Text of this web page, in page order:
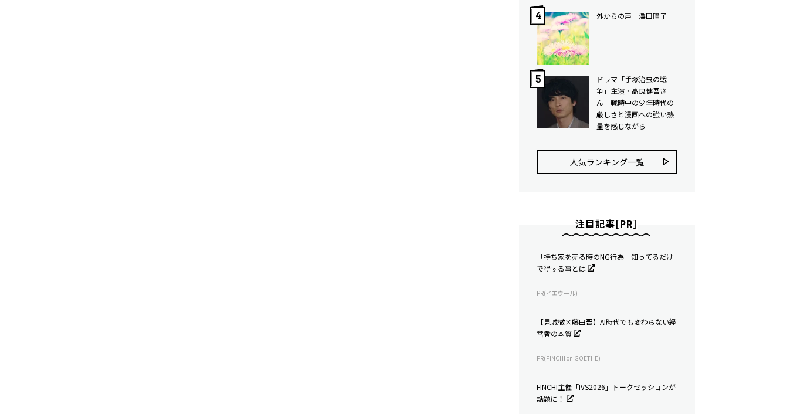
外からの声 澤田瞳子
ドラマ「手塚治虫の戦
争」主演・高良健吾さ
ん 戦時中の少年時代の
厳しさと漫画への強い熱
量を感じながら
人気ランキング⼀覧
注目記事[PR]
「持ち家を売る時のNG行為」知ってるだけ
で得する事とは
PR(イエウール)
【見城徹×藤田晋】AI時代でも変わらない経
営者の本質
PR(FINCHI on GOETHE)
FINCHI主催「IVS2026」トークセッションが
話題に！